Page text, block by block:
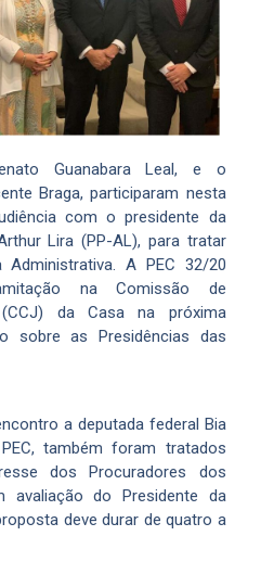
Guanabara Leal, e o
Braga, participaram nesta
com o presidente da
Lira (PP-AL), para tratar
A PEC 32/20
na Comissão de
da Casa na próxima
sobre as Presidências das
a deputada federal Bia
também foram tratados
dos Procuradores dos
avaliação do Presidente da
deve durar de quatro a